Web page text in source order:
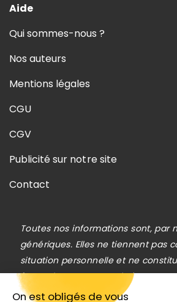
On est obligés de vous
Aide
Qui sommes-nous ?
Nos auteurs
Mentions légales
CGU
CGV
Publicité sur notre site
Contact
Toutes nos informations sont, par
génériques. Elles ne tiennent pas
situation personnelle et ne
façon des recommandations
de la réalisation de transactions et